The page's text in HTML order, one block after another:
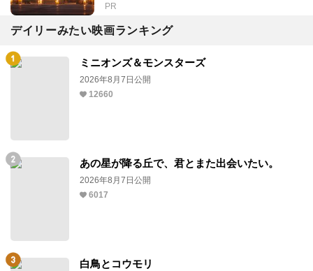
PR
デイリーみたい映画ランキング
ミニオンズ＆モンスターズ
2026年8月7日公開
12660
あの星が降る丘で、君とまた出会いたい。
2026年8月7日公開
6017
白鳥とコウモリ